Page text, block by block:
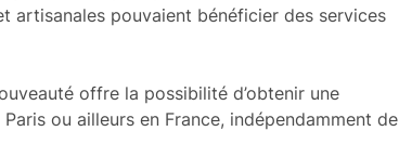
artisanales pouvaient bénéficier des services
offre la possibilité d’obtenir une
ou ailleurs en France, indépendamment de